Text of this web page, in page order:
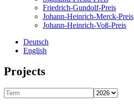
Friedrich-Gundolf-Preis
Johann-Heinrich-Merck-Preis
Johann-Heinrich-Voß-Preis
Deutsch
English
Projects